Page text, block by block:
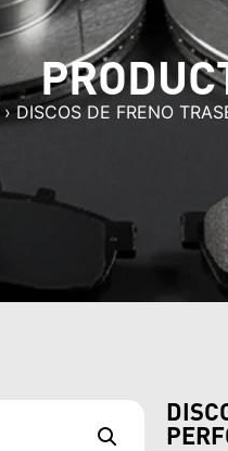
›DISCOS DE FRENO